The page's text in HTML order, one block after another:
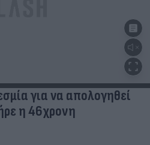
για να απολογηθεί
η 46χρονη